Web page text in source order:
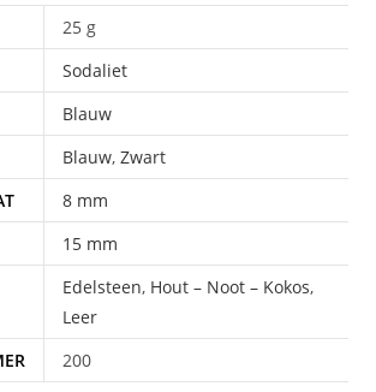
25 g
Sodaliet
Blauw
Blauw,Zwart
8 mm
15 mm
Edelsteen, Hout – Noot – Kokos,
Leer
200